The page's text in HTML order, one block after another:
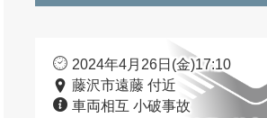
2024年4月26日(金)17:10
藤沢市遠藤 付近
車両相互 小破事故